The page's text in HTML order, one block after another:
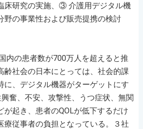
床研究の実施、③ 介護用デジタル機
野の事業性および販売提携の検討
内の患者数が700万人を超えると推
齢社会の日本にとっては、社会的課
に、デジタル機器がターゲットにす
奮、不安、攻撃性、うつ症状、無関
が起き、患者のQOLが低下するだけ
療従事者の負担となっている。３社